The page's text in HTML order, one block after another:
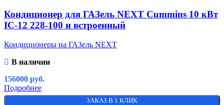
Кондиционер для ГАЗель NEXT Cummins 10 кВт
IC-12 228-100 и встроенный
Кондиционеры на ГАЗель NEXT
В наличии
156000 руб.
Подробнее
ЗАКАЗ В 1 КЛИК